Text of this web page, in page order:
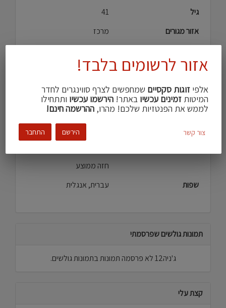
גיל
41
אזור מגורים
מרכז
מבנה גוף
חטוב\ה
הכי מושך אצלי
ישבן
העדפה מינית
ראש פתוח
שחום בהיר
חזה ממוצע
שפות
עברית, אנגלית
תמונות גולשים שפרסמתי
ג'ניה12 לא פרסמה תמונות בתמונות גולשים.
קצת עלי
אזור לרשומים בלבד!
אלפיזוגות סקסיים שמחפשים לצרף סווינגרים לחדר
המיטותזמינים עכשיו באתר!הירשמו עכשיו ותתחילו
לממש את הפנטזיות שלכם! מהרו,ההרשמה חינם!
הירשם התחבר צור קשר